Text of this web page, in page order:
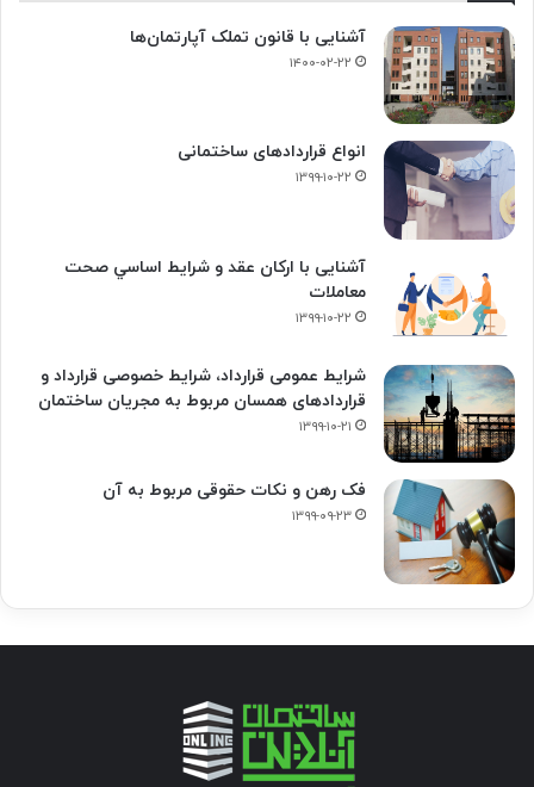
آشنایی با قانون تملک آپارتمان‌ها
۱۴۰۰-۰۲-۲۲
انواع قراردادهای ساختمانی
۱۳۹۹-۱۰-۲۲
آشنایی با ارکان عقد و شرايط اساسي صحت
معاملات
۱۳۹۹-۱۰-۲۲
شرایط عمومی قرارداد، شرایط خصوصی قرارداد و
قراردادهای همسان مربوط به مجریان ساختمان
۱۳۹۹-۱۰-۲۱
فک‌ رهن و نکات حقوقی مربوط به آن
۱۳۹۹-۰۹-۲۳